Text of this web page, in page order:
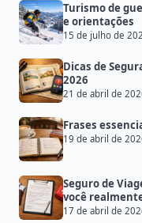
Turismo de
e orientações
15 de julho de
Dicas de
2026
21 de abril de
Frases
19 de abril de
Seguro de
você
17 de abril de